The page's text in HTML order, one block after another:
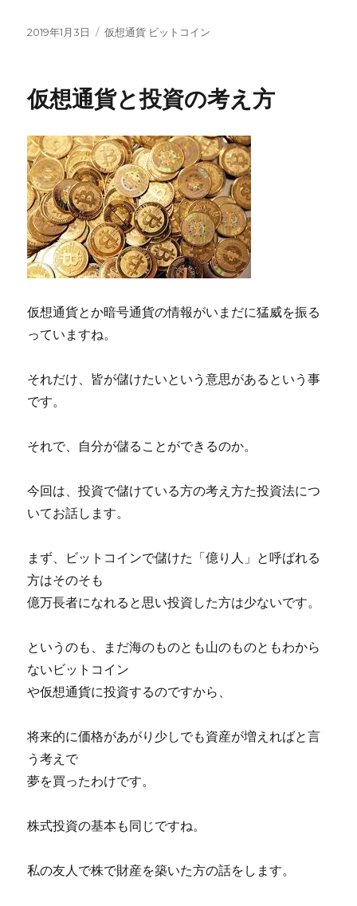
投
2019年1月3日
カ
ー
仮想通貨 ビットコイン
仮想通貨と投資の考え方
仮想通貨とか暗号通貨の情報がいまだに猛威を振る
っていますね。
それだけ、皆が儲けたいという意思があるという事
です。
それで、自分が儲ることができるのか。
今回は、投資で儲けている方の考え方た投資法につ
いてお話します。
まず、ビットコインで儲けた「億り人」と呼ばれる
方はそのそも
億万長者になれると思い投資した方は少ないです。
というのも、まだ海のものとも山のものともわから
ないビットコイン
や仮想通貨に投資するのですから、
将来的に価格があがり少しでも資産が増えればと言
う考えで
夢を買ったわけです。
株式投資の基本も同じですね。
私の友人で株で財産を築いた方の話をします。